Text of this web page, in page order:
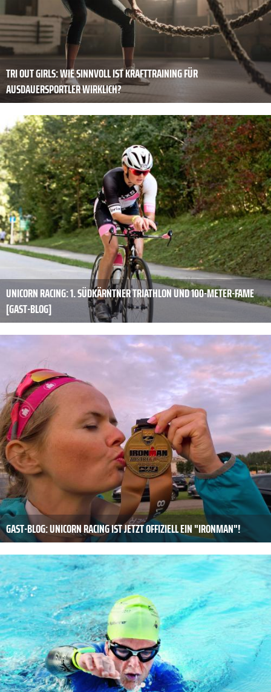
TRI OUT GIRLS: WIE SINNVOLL IST KRAFTTRAINING FÜR
AUSDAUERSPORTLER WIRKLICH?
UNICORN RACING: 1. SÜDKÄRNTNER TRIATHLON UND 100-METER-FAME
[GAST-BLOG]
GAST-BLOG: UNICORN RACING IST JETZT OFFIZIELL EIN "IRONMAN"!